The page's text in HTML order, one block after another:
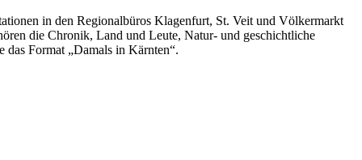
in den Regionalbüros Klagenfurt, St. Veit und Völkermarkt
die Chronik, Land und Leute, Natur- und geschichtliche
das Format „Damals in Kärnten“.